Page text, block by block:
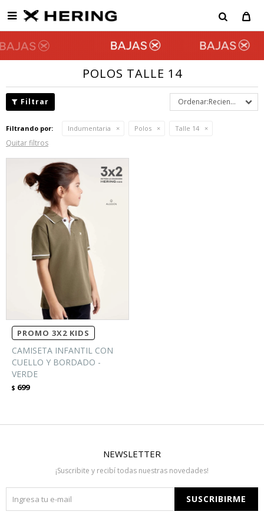

POLOS TALLE 14
Recientes
Filtrando por: Indumentaria Polos Talle 14
Quitar filtros
PROMO 3X2 KIDS
CAMISETA INFANTIL CON
CUELLO Y BORDADO -
VERDE
$ 699
NEWSLETTER
¡Suscribite y recibí todas nuestras novedades!
SUSCRIBIRME